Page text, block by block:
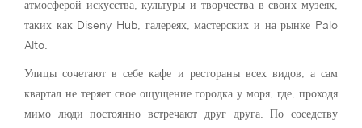
атмосферой искусства, культуры и творчества в своих музеях,
таких как Diseny Hub, галереях, мастерских и на рынке Palo
Alto.
Улицы сочетают в себе кафе и рестораны всех видов, а сам
квартал не теряет свое ощущение городка у моря, где, проходя
мимо люди постоянно встречают друг друга. По соседству